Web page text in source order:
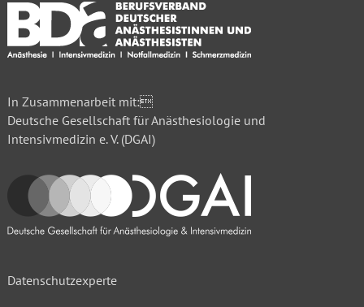
In Zusammenarbeit mit:
Deutsche Gesellschaft für Anästhesiologie und
Intensivmedizin e. V. (DGAI)
Datenschutzexperte